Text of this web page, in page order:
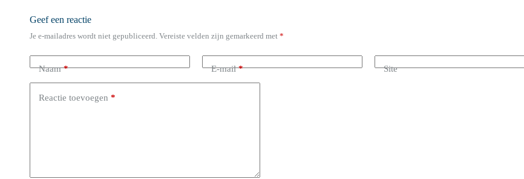
Geef een reactie
Je e-mailadres wordt niet gepubliceerd. Vereiste velden zijn gemarkeerd met*
Naam* E-mail* Site
Reactie toevoegen *